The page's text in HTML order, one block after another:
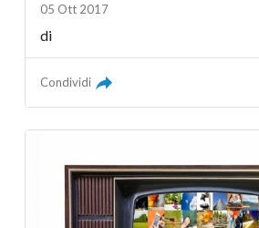
05 Ott 2017
di
Condividi